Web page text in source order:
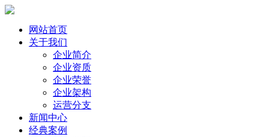
网站首页
关于我们
企业简介
企业资质
企业荣誉
企业架构
运营分支
新闻中心
经典案例